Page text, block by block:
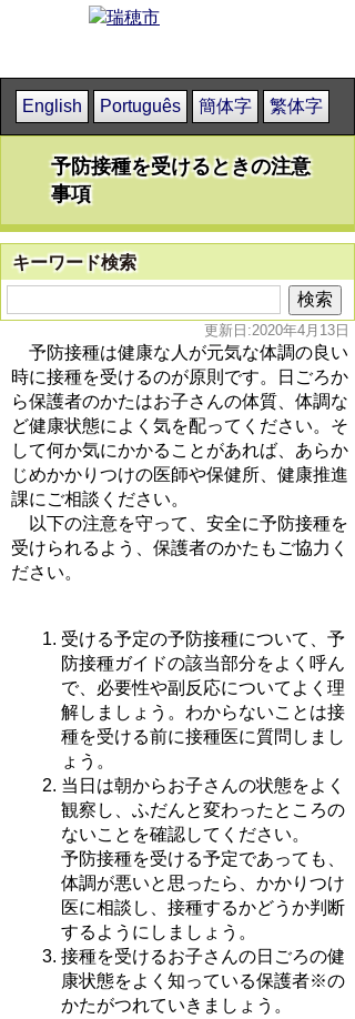
English Português 簡体字 繁体字
予防接種を受けるときの注意
事項
キーワード検索
更新日:2020年4月13日
予防接種は健康な人が元気な体調の良い
時に接種を受けるのが原則です。日ごろか
ら保護者のかたはお子さんの体質、体調な
ど健康状態によく気を配ってください。そ
して何か気にかかることがあれば、あらか
じめかかりつけの医師や保健所、健康推進
課にご相談ください。
以下の注意を守って、安全に予防接種を
受けられるよう、保護者のかたもご協力く
ださい。
受ける予定の予防接種について、予
防接種ガイドの該当部分をよく呼ん
で、必要性や副反応についてよく理
解しましょう。わからないことは接
種を受ける前に接種医に質問しまし
ょう。
当日は朝からお子さんの状態をよく
観察し、ふだんと変わったところの
ないことを確認してください。
予防接種を受ける予定であっても、
体調が悪いと思ったら、かかりつけ
医に相談し、接種するかどうか判断
するようにしましょう。
接種を受けるお子さんの日ごろの健
康状態をよく知っている保護者※の
かたがつれていきましょう。